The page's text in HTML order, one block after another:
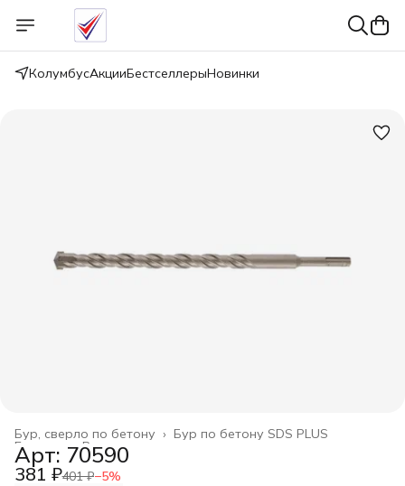
КолумбусАкцииБестселлерыНовинки
Бур по бетону SDS PLUS
Бур, сверло по бетону ›
Расходные материалы
Главная ›
Арт: 70590
381 ₽401 ₽−5%